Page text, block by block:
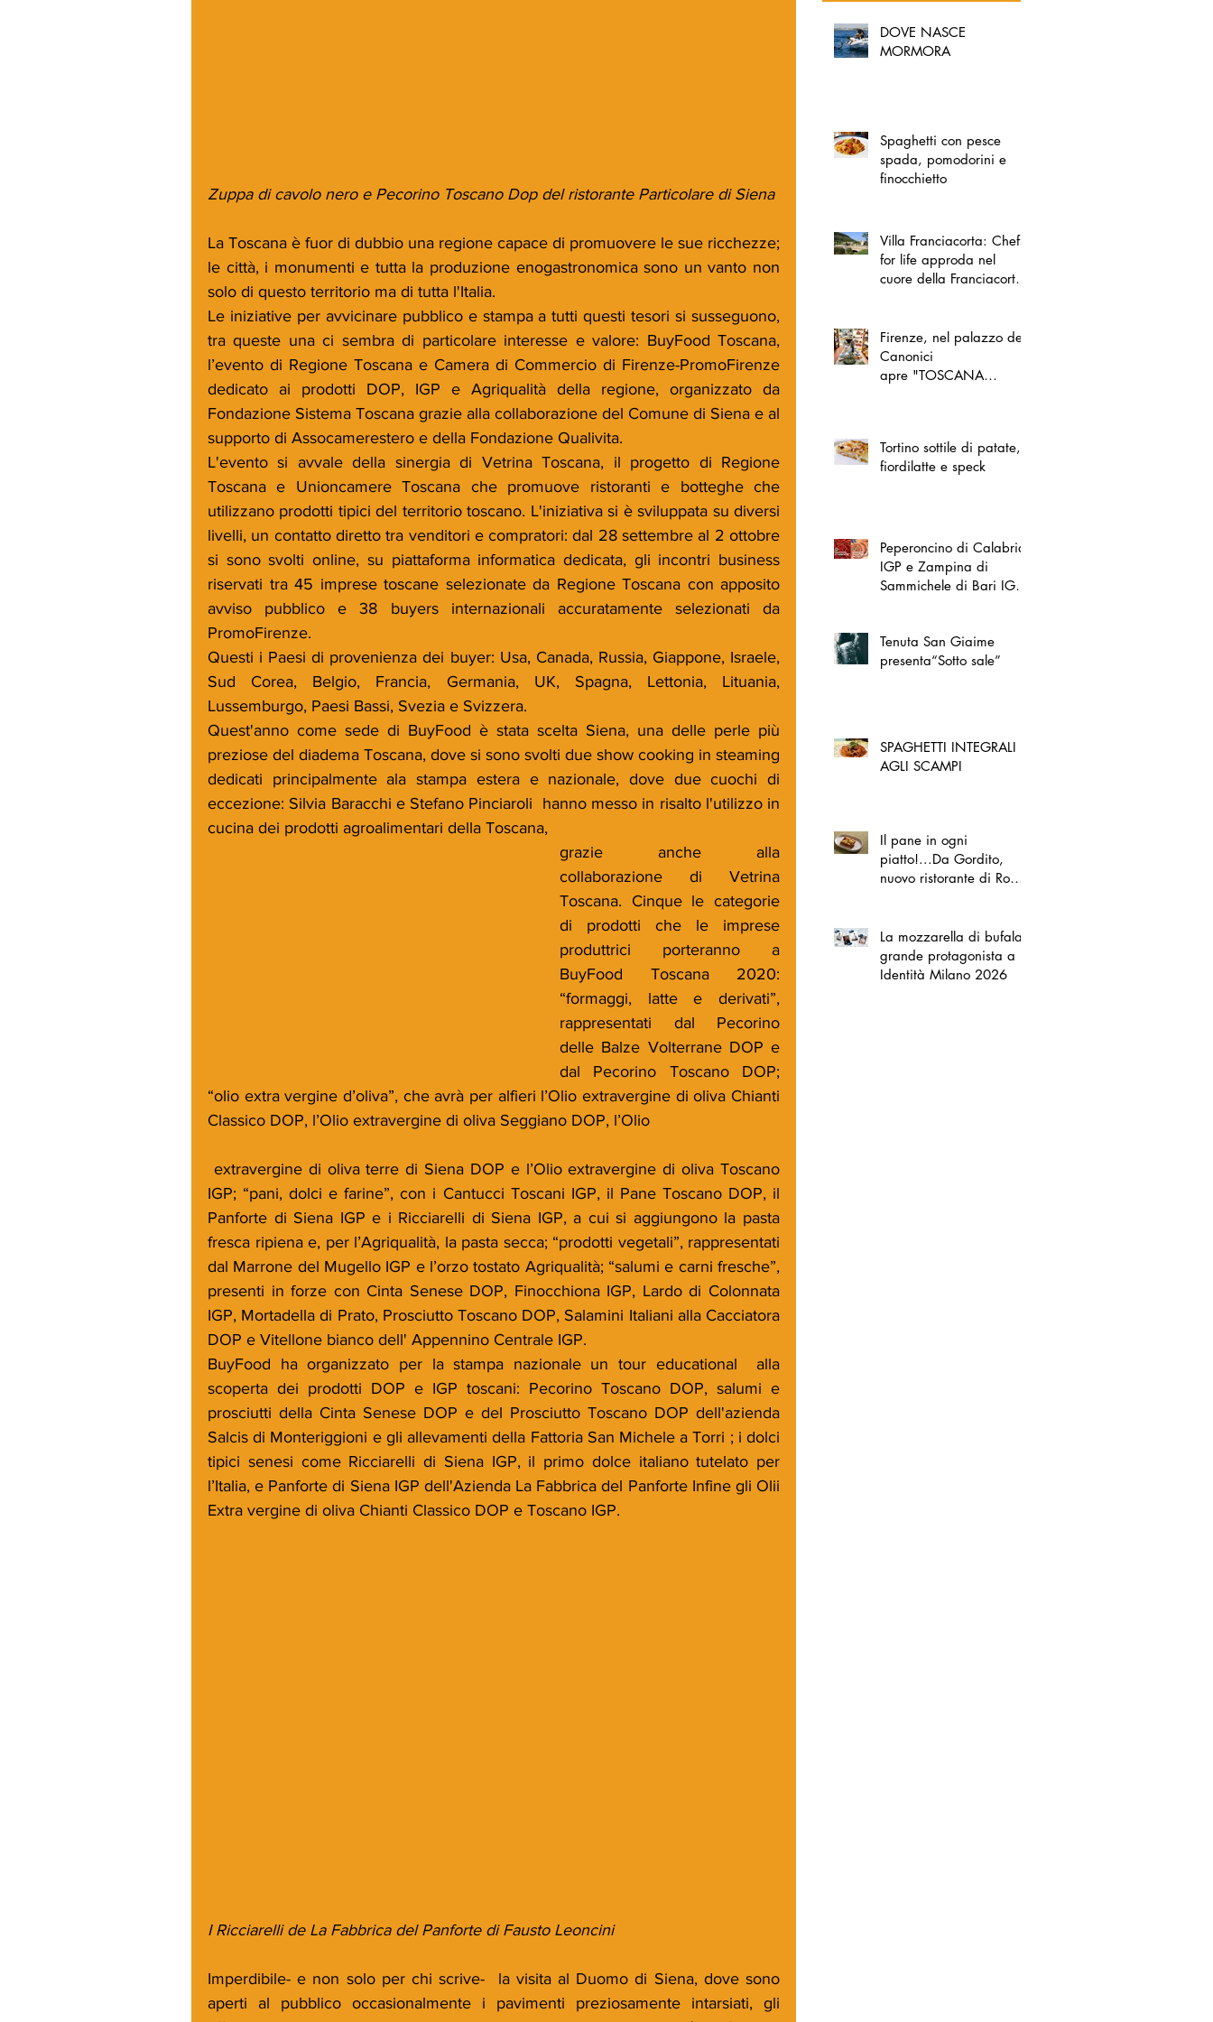
Zuppa di cavolo nero e Pecorino Toscano Dop del ristorante Particolare di Siena
La Toscana è fuor di dubbio una regione capace di promuovere le sue ricchezze;
le città, i monumenti e tutta la produzione enogastronomica sono un vanto non
solo di questo territorio ma di tutta l'Italia.
Le iniziative per avvicinare pubblico e stampa a tutti questi tesori si susseguono,
tra queste una ci sembra di particolare interesse e valore: BuyFood Toscana,
l’evento di Regione Toscana e Camera di Commercio di Firenze-PromoFirenze
dedicato ai prodotti DOP, IGP e Agriqualità della regione, organizzato da
Fondazione Sistema Toscana grazie alla collaborazione del Comune di Siena e al
supporto di Assocamerestero e della Fondazione Qualivita.
L'evento si avvale della sinergia di Vetrina Toscana, il progetto di Regione
Toscana e Unioncamere Toscana che promuove ristoranti e botteghe che
utilizzano prodotti tipici del territorio toscano. L'iniziativa si è sviluppata su diversi
livelli, un contatto diretto tra venditori e compratori: dal 28 settembre al 2 ottobre
si sono svolti online, su piattaforma informatica dedicata, gli incontri business
riservati tra 45 imprese toscane selezionate da Regione Toscana con apposito
avviso pubblico e 38 buyers internazionali accuratamente selezionati da
PromoFirenze.
Questi i Paesi di provenienza dei buyer: Usa, Canada, Russia, Giappone, Israele,
Sud Corea, Belgio, Francia, Germania, UK, Spagna, Lettonia, Lituania,
Lussemburgo, Paesi Bassi, Svezia e Svizzera.
Quest'anno come sede di BuyFood è stata scelta Siena, una delle perle più
preziose del diadema Toscana, dove si sono svolti due show cooking in steaming
dedicati principalmente ala stampa estera e nazionale, dove due cuochi di
eccezione: Silvia Baracchi e Stefano Pinciaroli  hanno messo in risalto l'utilizzo in
cucina dei prodotti agroalimentari della Toscana,
grazie anche alla
collaborazione di Vetrina
Toscana. Cinque le categorie
di prodotti che le imprese
produttrici porteranno a
BuyFood Toscana 2020:
“formaggi, latte e derivati”,
rappresentati dal Pecorino
delle Balze Volterrane DOP e
dal Pecorino Toscano DOP;
“olio extra vergine d’oliva”, che avrà per alfieri l’Olio extravergine di oliva Chianti
Classico DOP, l’Olio extravergine di oliva Seggiano DOP, l’Olio
IGP; “pani, dolci e farine”, con i Cantucci Toscani IGP, il Pane Toscano DOP, il
Panforte di Siena IGP e i Ricciarelli di Siena IGP, a cui si aggiungono la pasta
fresca ripiena e, per l’Agriqualità, la pasta secca; “prodotti vegetali”, rappresentati
dal Marrone del Mugello IGP e l’orzo tostato Agriqualità; “salumi e carni fresche”,
presenti in forze con Cinta Senese DOP, Finocchiona IGP, Lardo di Colonnata
IGP, Mortadella di Prato, Prosciutto Toscano DOP, Salamini Italiani alla Cacciatora
DOP e Vitellone bianco dell' Appennino Centrale IGP.
BuyFood ha organizzato per la stampa nazionale un tour educational  alla
scoperta dei prodotti DOP e IGP toscani: Pecorino Toscano DOP, salumi e
prosciutti della Cinta Senese DOP e del Prosciutto Toscano DOP dell'azienda
Salcis di Monteriggioni e gli allevamenti della Fattoria San Michele a Torri ; i dolci
tipici senesi come Ricciarelli di Siena IGP, il primo dolce italiano tutelato per
l’Italia, e Panforte di Siena IGP dell'Azienda La Fabbrica del Panforte Infine gli Olii
Extra vergine di oliva Chianti Classico DOP e Toscano IGP.
I Ricciarelli de La Fabbrica del Panforte di Fausto Leoncini
Imperdibile- e non solo per chi scrive-  la visita al Duomo di Siena, dove sono
aperti al pubblico occasionalmente i pavimenti preziosamente intarsiati, gli
DOVE NASCE
MORMORA
Spaghetti con pesce
spada, pomodorini e
finocchietto
Villa Franciacorta: Chefs
for life approda nel
cuore della Franciacorta,
Firenze, nel palazzo dei
Canonici
apre "TOSCANA
Tortino sottile di patate,
fiordilatte e speck
Peperoncino di Calabria
IGP e Zampina di
Sammichele di Bari IGP
Tenuta San Giaime
presenta“Sotto sale”
SPAGHETTI INTEGRALI
AGLI SCAMPI
Il pane in ogni
piatto!...Da Gordito,
nuovo ristorante di Roma
La mozzarella di bufala
grande protagonista a
Identità Milano 2026